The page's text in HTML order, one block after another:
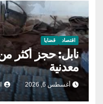
اقتصاد قضايا
معدنية
أغسطس 6, 2026